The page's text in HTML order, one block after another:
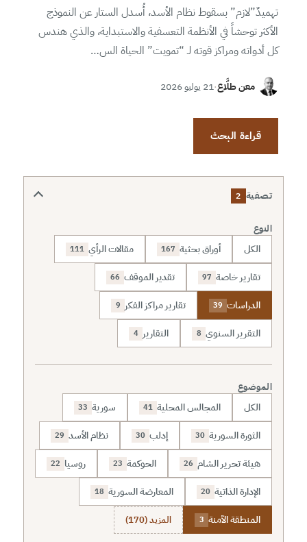
تهميدٌ”لازم” بسقوط نظام الأسد، أُسدل الستار عن النموذج
الأكثر توحشاً في الأنظمة التعسفية والاستبداية، والذي هندس
كل أدواته ومراكز قوته لـ “تمويت” الحياة الس…
معن طلَّاع·21 يوليو 2026
قراءة البحث
تصفية 2
النوع
الكل أوراق بحثية 167 مقالات الرأي 111
تقارير خاصة 97 تقدير الموقف 66
الدراسات 39 تقارير مراكز الفكر 9
التقرير السنوي 8 التقارير 4
الموضوع
الكل المجالس المحلية 41 سورية 33
الثورة السورية 30 إدلب 30 نظام الأسد 29
هيئة تحرير الشام 26 الحوكمة 23 روسيا 22
الإدارة الذاتية 20 المعارضة السورية 18
المنطقة الآمنة 3 المزيد (170)